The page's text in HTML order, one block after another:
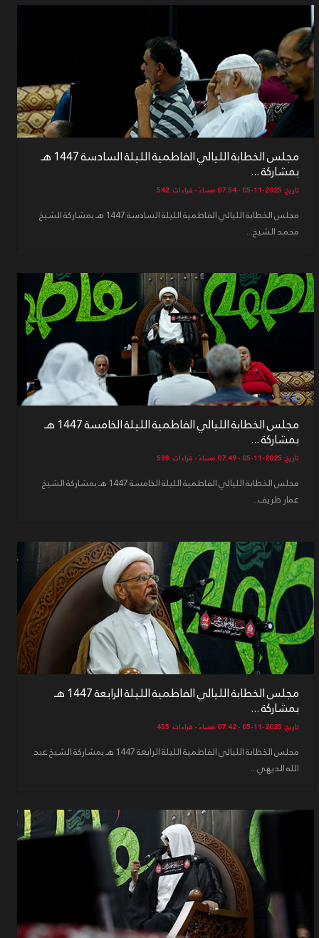
مجلس الخطابة الليالي الفاطمية الليلة السادسة 1447 هـ
بمشاركة ...
تاريخ: 2025-11-05 - 07:54 مساءً - قراءات: 542
مجلس الخطابة الليالي الفاطمية الليلة السادسة 1447 هـ بمشاركة الشيخ
محمد الشيخ...
مجلس الخطابة الليالي الفاطمية الليلة الخامسة 1447 هـ
بمشاركة ...
تاريخ: 2025-11-05 - 07:49 مساءً - قراءات: 588
مجلس الخطابة الليالي الفاطمية الليلة الخامسة 1447 هـ بمشاركة الشيخ
عمار طريف...
مجلس الخطابة الليالي الفاطمية الليلة الرابعة 1447 هـ
بمشاركة ...
تاريخ: 2025-11-05 - 07:42 مساءً - قراءات: 455
مجلس الخطابة الليالي الفاطمية الليلة الرابعة 1447 هـ بمشاركة الشيخ عبد
الله الديهي...